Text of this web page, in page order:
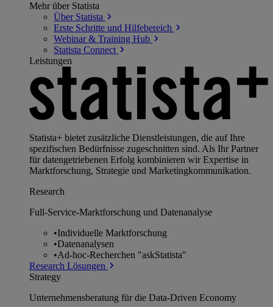
Mehr über Statista
Über Statista
Erste Schritte und Hilfebereich
Webinar & Training Hub
Statista Connect
Leistungen
Statista+ bietet zusätzliche Dienstleistungen, die auf Ihre
spezifischen Bedürfnisse zugeschnitten sind. Als Ihr Partner
für datengetriebenen Erfolg kombinieren wir Expertise in
Marktforschung, Strategie und Marketingkommunikation.
Research
Full-Service-Marktforschung und Datenanalyse
•Individuelle Marktforschung
•Datenanalysen
•Ad-hoc-Recherchen "askStatista"
Research Lösungen
Strategy
Unternehmens­beratung für die Data-Driven Economy